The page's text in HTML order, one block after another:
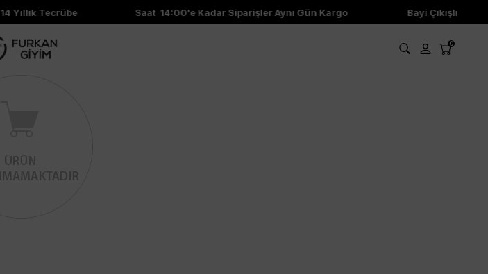
14 Yıllık Tecrübe Saat 14:00'e Kadar Siparişler Aynı Gün Kargo Bayi Çıkışlı
0